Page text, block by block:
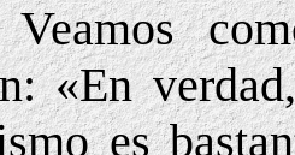
Veamos
«En
es